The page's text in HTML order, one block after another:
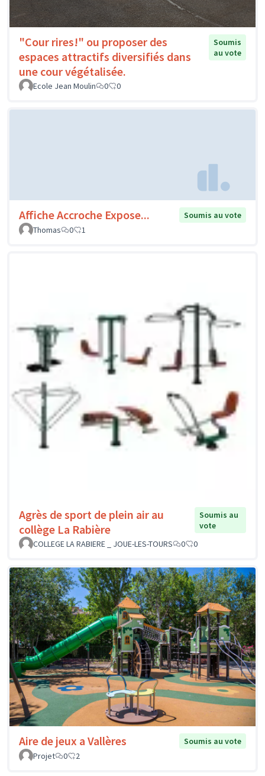
"Cour rires!" ou proposer des
espaces attractifs diversifiés dans
une cour végétalisée.
Soumis
au vote
Ecole Jean Moulin 0 0
Affiche Accroche Expose...
Soumis au vote
Thomas
0 1
Agrès de sport de plein air au
collège La Rabière
Soumis au
vote
COLLEGE LA RABIERE _ JOUE-LES-TOURS
0 0
Aire de jeux a Vallères
Soumis au vote
Projet
0 2